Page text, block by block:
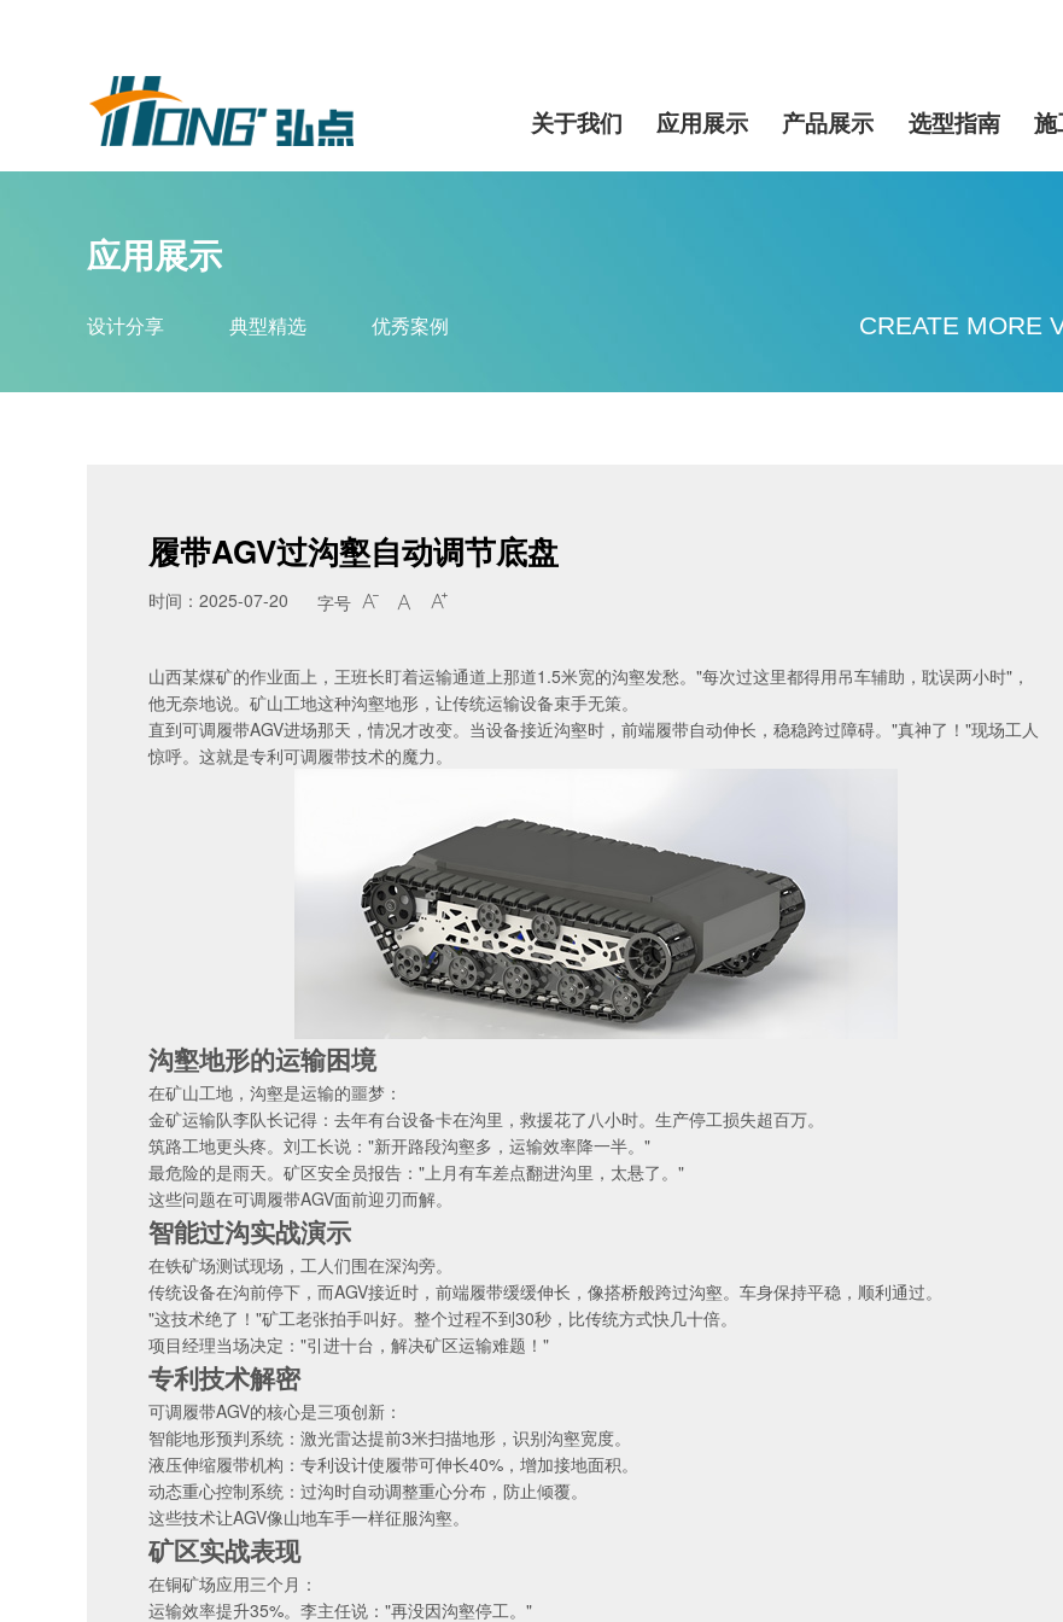
关于我们 应用展示 产品展示 选型指南 施
应用展示
设计分享 典型精选 优秀案例 CREATE MORE
履带AGV过沟壑自动调节底盘
时间：2025-07-20 字号   
山西某煤矿的作业面上，王班长盯着运输通道上那道1.5米宽的沟壑发愁。"每次过这里都得用吊车辅助，耽误两小时"，
他无奈地说。矿山工地这种沟壑地形，让传统运输设备束手无策。
直到可调履带AGV进场那天，情况才改变。当设备接近沟壑时，前端履带自动伸长，稳稳跨过障碍。"真神了！"现场工人
惊呼。这就是专利可调履带技术的魔力。
沟壑地形的运输困境
在矿山工地，沟壑是运输的噩梦：
金矿运输队李队长记得：去年有台设备卡在沟里，救援花了八小时。生产停工损失超百万。
筑路工地更头疼。刘工长说："新开路段沟壑多，运输效率降一半。"
最危险的是雨天。矿区安全员报告："上月有车差点翻进沟里，太悬了。"
这些问题在可调履带AGV面前迎刃而解。
智能过沟实战演示
在铁矿场测试现场，工人们围在深沟旁。
传统设备在沟前停下，而AGV接近时，前端履带缓缓伸长，像搭桥般跨过沟壑。车身保持平稳，顺利通过。
"这技术绝了！"矿工老张拍手叫好。整个过程不到30秒，比传统方式快几十倍。
项目经理当场决定："引进十台，解决矿区运输难题！"
专利技术解密
可调履带AGV的核心是三项创新：
智能地形预判系统：激光雷达提前3米扫描地形，识别沟壑宽度。
液压伸缩履带机构：专利设计使履带可伸长40%，增加接地面积。
动态重心控制系统：过沟时自动调整重心分布，防止倾覆。
这些技术让AGV像山地车手一样征服沟壑。
矿区实战表现
在铜矿场应用三个月：
运输效率提升35%。李主任说："再没因沟壑停工。"